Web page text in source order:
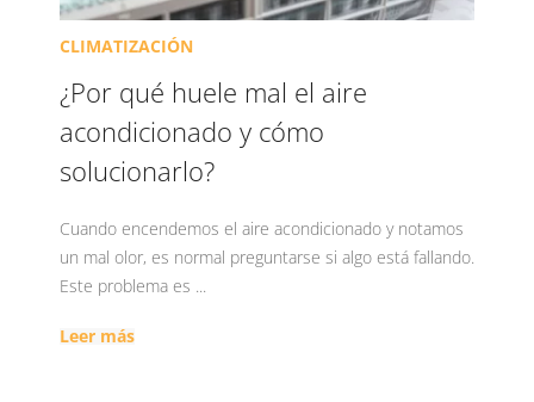
CLIMATIZACIÓN
¿Por qué huele mal el aire
acondicionado y cómo
solucionarlo?
Cuando encendemos el aire acondicionado y notamos
un mal olor, es normal preguntarse si algo está fallando.
Este problema es ...
Leer más